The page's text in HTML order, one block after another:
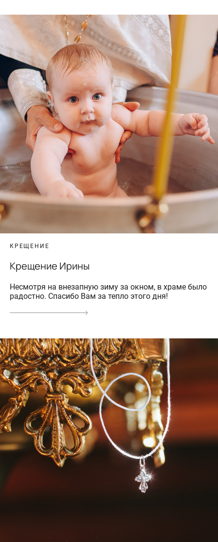
КРЕЩЕНИЕ
Крещение Ирины
Несмотря на внезапную зиму за окном, в храме было
радостно. Спасибо Вам за тепло этого дня!